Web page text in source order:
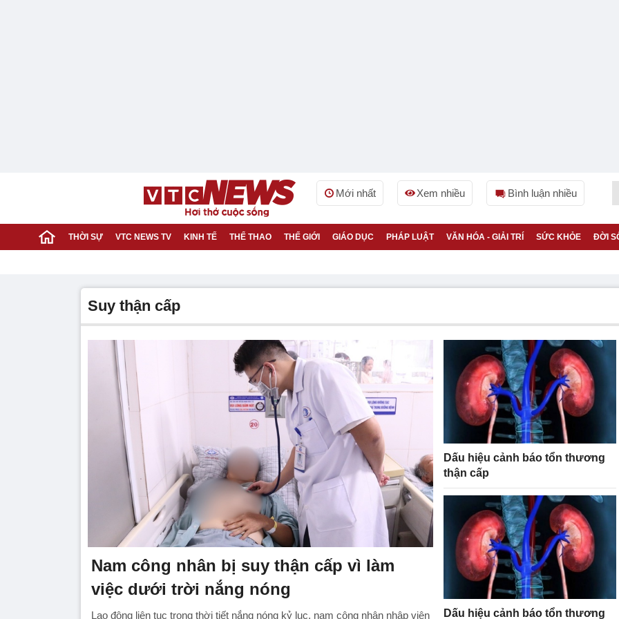
Mới nhất Xem nhiều Bình luận nhiều
THỜI SỰ VTC NEWS TV KINH TẾ THỂ THAO THẾ GIỚI GIÁO DỤC PHÁP LUẬT VĂN HÓA - GIẢI TRÍ SỨC KHỎE ĐỜI
suy thận cấp
Nam công nhân bị suy thận cấp vì làm
việc dưới trời nắng nóng
Lao động liên tục trong thời tiết nắng nóng kỷ lục, nam công nhân nhập viện
Dấu hiệu cảnh báo tổn thương
thận cấp
Dấu hiệu cảnh báo tổn thương